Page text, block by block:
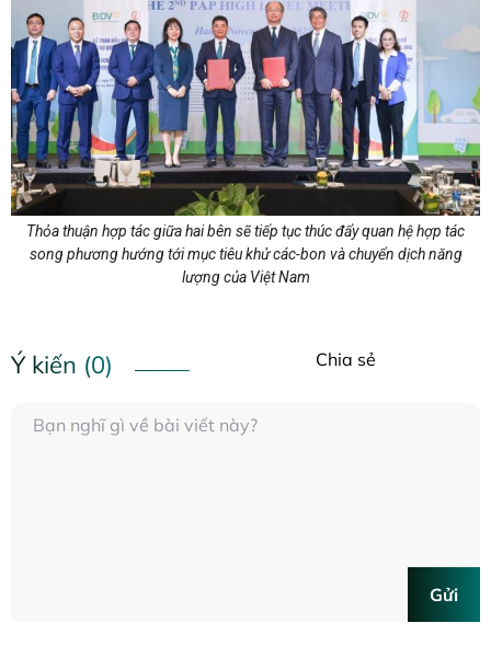
Thỏa thuận hợp tác giữa hai bên sẽ tiếp tục thúc đẩy quan hệ hợp tác
song phương hướng tới mục tiêu khử các-bon và chuyển dịch năng
lượng của Việt Nam
Ý kiến (0) Chia sẻ
Gửi